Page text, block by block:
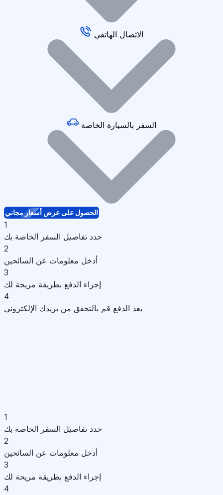
الاتصال الهاتفي
السفر بالسيارة الخاصة
الحصول على عرض أسعار مجاني
1
حدد تفاصيل السفر الخاصة بك
2
أدخل معلومات عن السائحين
3
إجراء الدفع بطريقة مريحة لك
4
بعد الدفع قم بالتحقق من بريدك الإلكتروني
1
حدد تفاصيل السفر الخاصة بك
2
أدخل معلومات عن السائحين
3
إجراء الدفع بطريقة مريحة لك
4